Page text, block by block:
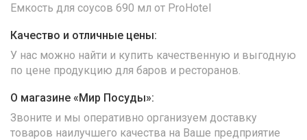
Емкость для соусов 690 мл от ProHotel
Качество и отличные цены:
У нас можно найти и купить качественную и выгодную
по цене продукцию для баров и ресторанов.
О магазине «Мир Посуды»:
Звоните и мы оперативно организуем доставку
товаров наилучшего качества на Ваше предприятие